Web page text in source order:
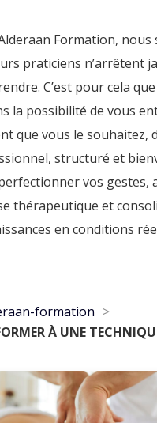
Formation, nous
praticiens n’arrêtent
C’est pour cela
la possibilité de vous
que vous le souhaitez,
structuré et
vos gestes,
thérapeutique et
en conditions
formation
À UNE